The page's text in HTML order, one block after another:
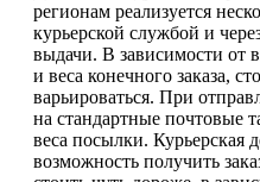
регионам реализуется
курьерской службой и
выдачи. В зависимости от
и веса конечного заказа,
варьироваться. При
на стандартные почтовые
веса посылки. Курьерская
возможность получить